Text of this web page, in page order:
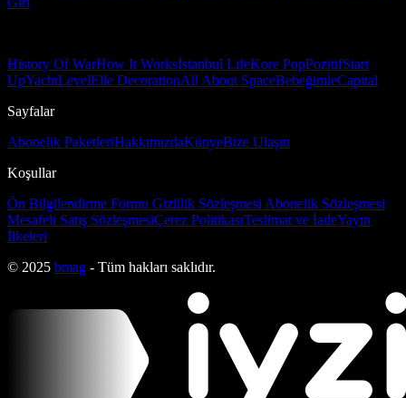
History Of WarHow It Worksİstanbul LifeKore PopPozitifStart
UpYachtLevelElle DecorationAll About SpaceBebeğimleCapital
Sayfalar
Abonelik PaketleriHakkımızdaKünyeBize Ulaşın
Koşullar
Ön Bilgilendirme Formu Gizlilik Sözleşmesi Abonelik Sözleşmesi
Mesafeli Satış SözleşmesiÇerez PolitikasıTeslimat ve İadeYayın
İlkeleri
© 2025 bmag - Tüm hakları saklıdır.